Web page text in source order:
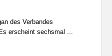
des Verbandes
erscheint sechsmal ...